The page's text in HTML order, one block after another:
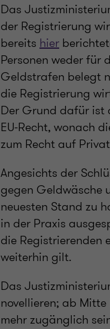
Das
der Registrierung
bereits hier
Personen weder
Geldstrafen belegt
die Registrierung
Der Grund dafür ist
EU-Recht, wonach
zum Recht auf
Angesichts der
gegen Geldwäsche
neuesten Stand zu
in der Praxis
die Registrierenden
weiterhin gilt.
Das
novellieren; ab
mehr zugänglich